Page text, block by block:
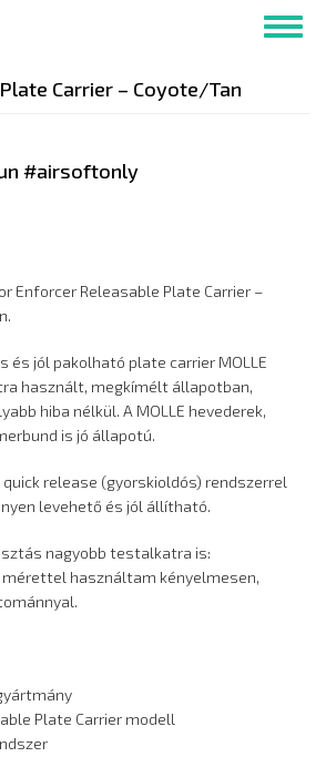
Carrier – Coyote/Tan
#airsoftonly
Enforcer Releasable Plate Carrier –
és jól pakolható plate carrier MOLLE
használt, megkímélt állapotban,
hiba nélkül. A MOLLE hevederek,
is jó állapotú.
release (gyorskioldós) rendszerrel
levehető és jól állítható.
nagyobb testalkatra is:
mérettel használtam kényelmesen,
Plate Carrier modell